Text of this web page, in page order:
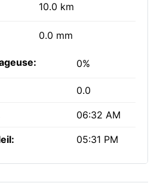
10.0 km
0.0 mm
0%
0.0
06:32 AM
05:31 PM